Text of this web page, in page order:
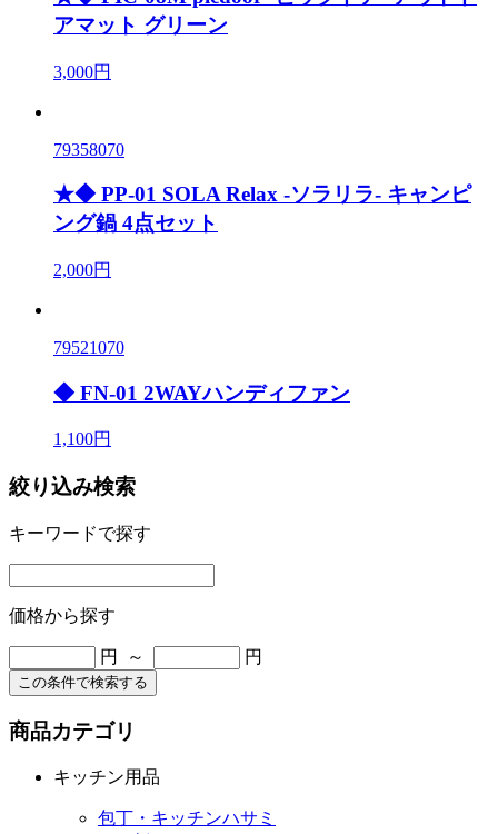
アマット グリーン
3,000円
79358070
★◆ PP-01 SOLA Relax -ソラリラ- キャンピ
ング鍋 4点セット
2,000円
79521070
◆ FN-01 2WAYハンディファン
1,100円
絞り込み検索
キーワードで探す
価格から探す
円 ～ 円
この条件で検索する
商品カテゴリ
キッチン用品
包丁・キッチンハサミ